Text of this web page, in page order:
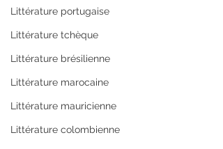
Littérature portugaise
Littérature tchèque
Littérature brésilienne
Littérature marocaine
Littérature mauricienne
Littérature colombienne